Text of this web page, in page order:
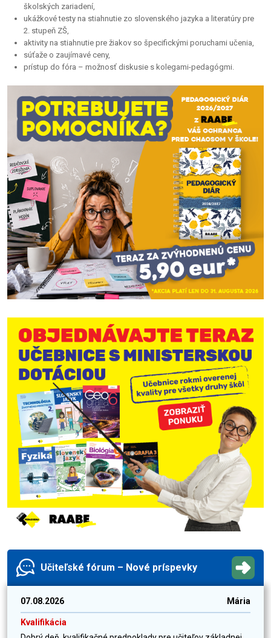
školských zariadení,
ukážkové testy na stiahnutie zo slovenského jazyka a literatúry pre
2. stupeň ZŠ,
aktivity na stiahnutie pre žiakov so špecifickými poruchami učenia,
súťaže o zaujímavé ceny,
prístup do fóra – možnosť diskusie s kolegami-pedagógmi.
Učiteľské fórum – Nové príspevky
07.08.2026 Mária
Kvalifikácia